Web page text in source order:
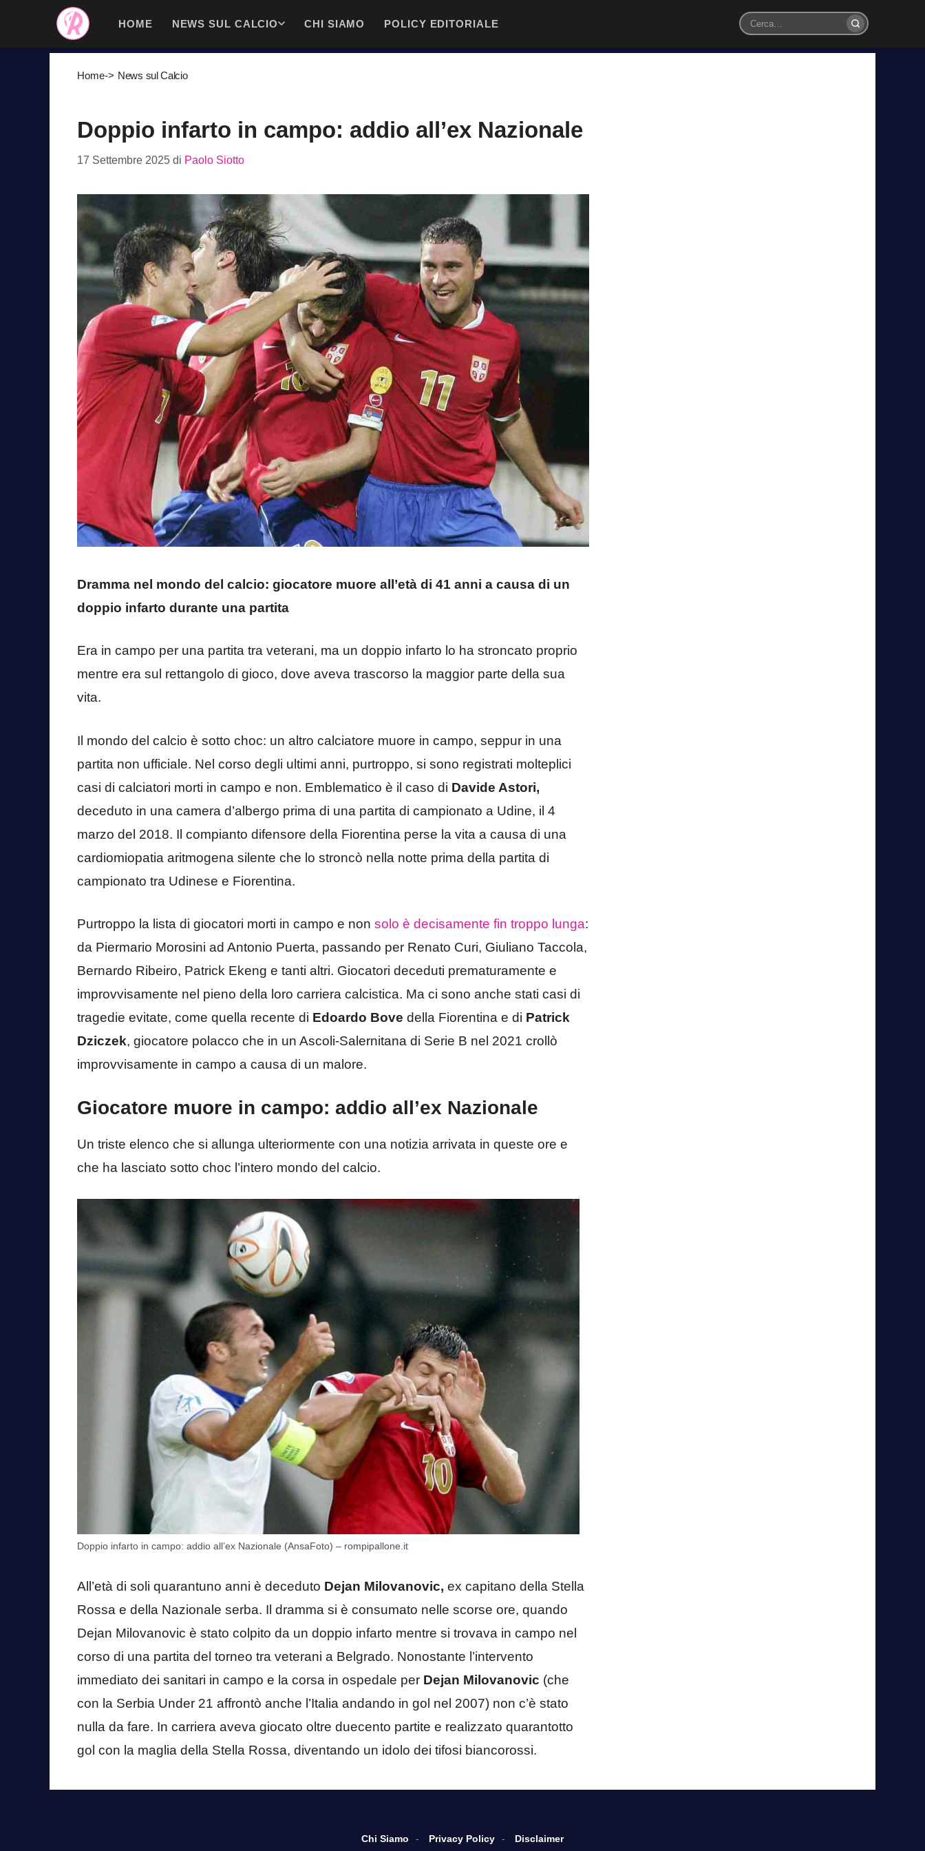
contenuto
HOME NEWS SUL CALCIO CHI SIAMO POLICY EDITORIALE
Cerca
Home-> News sul Calcio
Doppio infarto in campo: addio all’ex Nazionale
17 Settembre 2025 di Paolo Siotto
Dramma nel mondo del calcio: giocatore muore all’età di 41 anni a causa di un
doppio infarto durante una partita
Era in campo per una partita tra veterani, ma un doppio infarto lo ha stroncato proprio
mentre era sul rettangolo di gioco, dove aveva trascorso la maggior parte della sua
vita.
Il mondo del calcio è sotto choc: un altro calciatore muore in campo, seppur in una
partita non ufficiale. Nel corso degli ultimi anni, purtroppo, si sono registrati molteplici
casi di calciatori morti in campo e non. Emblematico è il caso di Davide Astori,
deceduto in una camera d’albergo prima di una partita di campionato a Udine, il 4
marzo del 2018. Il compianto difensore della Fiorentina perse la vita a causa di una
cardiomiopatia aritmogena silente che lo stroncò nella notte prima della partita di
campionato tra Udinese e Fiorentina.
Purtroppo la lista di giocatori morti in campo e non solo è decisamente fin troppo lunga:
da Piermario Morosini ad Antonio Puerta, passando per Renato Curi, Giuliano Taccola,
Bernardo Ribeiro, Patrick Ekeng e tanti altri. Giocatori deceduti prematuramente e
improvvisamente nel pieno della loro carriera calcistica. Ma ci sono anche stati casi di
tragedie evitate, come quella recente di Edoardo Bove della Fiorentina e di Patrick
Dziczek, giocatore polacco che in un Ascoli-Salernitana di Serie B nel 2021 crollò
improvvisamente in campo a causa di un malore.
Giocatore muore in campo: addio all’ex Nazionale
Un triste elenco che si allunga ulteriormente con una notizia arrivata in queste ore e
che ha lasciato sotto choc l’intero mondo del calcio.
Doppio infarto in campo: addio all’ex Nazionale (AnsaFoto) – rompipallone.it
All’età di soli quarantuno anni è deceduto Dejan Milovanovic, ex capitano della Stella
Rossa e della Nazionale serba. Il dramma si è consumato nelle scorse ore, quando
Dejan Milovanovic è stato colpito da un doppio infarto mentre si trovava in campo nel
corso di una partita del torneo tra veterani a Belgrado. Nonostante l’intervento
immediato dei sanitari in campo e la corsa in ospedale per Dejan Milovanovic (che
con la Serbia Under 21 affrontò anche l’Italia andando in gol nel 2007) non c’è stato
nulla da fare. In carriera aveva giocato oltre duecento partite e realizzato quarantotto
gol con la maglia della Stella Rossa, diventando un idolo dei tifosi biancorossi.
Chi Siamo Privacy Policy Disclaimer